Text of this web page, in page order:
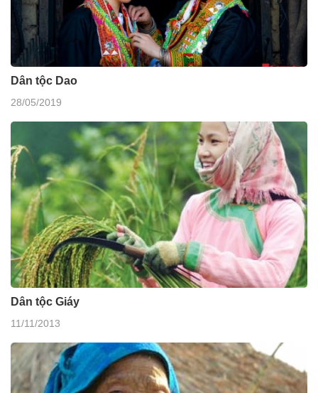
Dân tộc Dao
28/05/2019
Dân tộc Giáy
11/11/2013